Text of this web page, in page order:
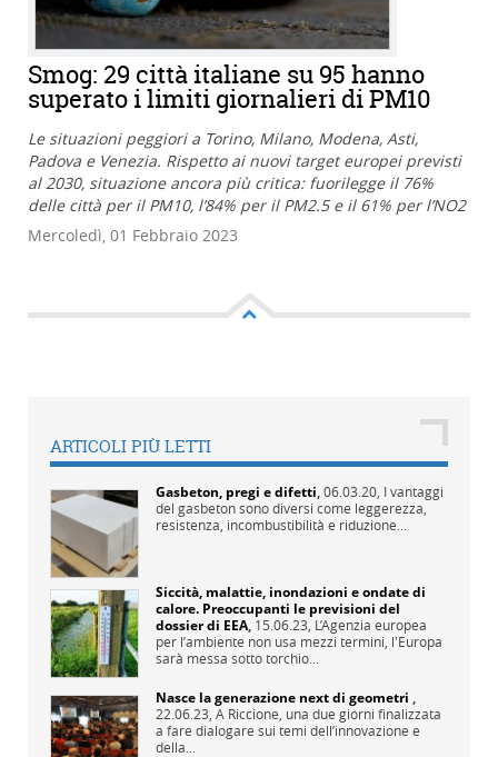
Smog: 29 città italiane su 95 hanno
superato i limiti giornalieri di PM10
Le situazioni peggiori a Torino, Milano, Modena, Asti,
Padova e Venezia. Rispetto ai nuovi target europei previsti
al 2030, situazione ancora più critica: fuorilegge il 76%
delle città per il PM10, l’84% per il PM2.5 e il 61% per l’NO2
Mercoledì, 01 Febbraio 2023
ARTICOLI PIÙ LETTI
Gasbeton, pregi e difetti,06.03.20, I vantaggi
del gasbeton sono diversi come leggerezza,
resistenza, incombustibilità e riduzione...
Siccità, malattie, inondazioni e ondate di
calore. Preoccupanti le previsioni del
dossier di EEA, 15.06.23, L’Agenzia europea
per l’ambiente non usa mezzi termini, l'Europa
sarà messa sotto torchio...
Nasce la generazione next di geometri ,
22.06.23, A Riccione, una due giorni finalizzata
a fare dialogare sui temi dell’innovazione e
della...